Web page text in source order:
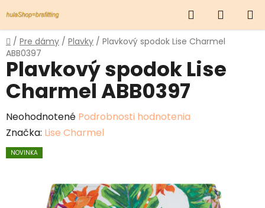
na
obsah
Hľadať
KOŠÍK
Domov
/ Pre dámy / Plavky / Plavkový spodok Lise Charmel
ABB0397
Plavkový spodok Lise
Charmel ABB0397
Priemerné
hodnotenie
produktu
Neohodnotené Podrobnosti hodnotenia
Značka: Lise Charmel
NOVINKA